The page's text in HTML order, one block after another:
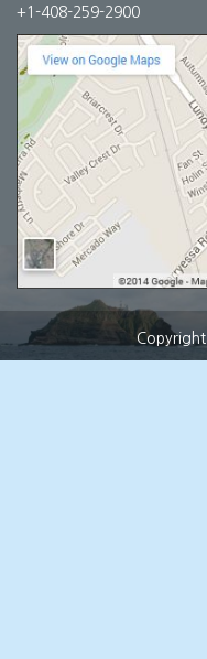
+1-408-259-2900
Copyright